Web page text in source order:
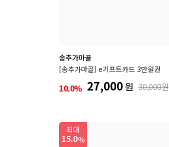
송추가마골
[송추가마골] e기프트카드 3만원권
10.0% 27,000원 30,000원
최대
15.0%